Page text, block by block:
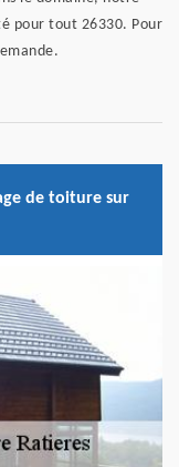
pour tout 26330. Pour
de toiture sur